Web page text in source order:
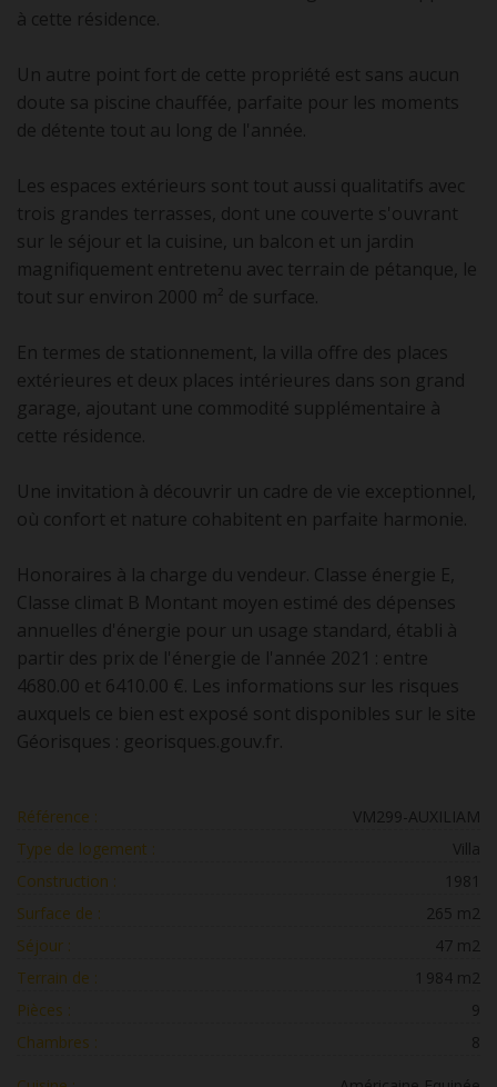
à cette résidence.
Un autre point fort de cette propriété est sans aucun
doute sa piscine chauffée, parfaite pour les moments
de détente tout au long de l'année.
Les espaces extérieurs sont tout aussi qualitatifs avec
trois grandes terrasses, dont une couverte s'ouvrant
sur le séjour et la cuisine, un balcon et un jardin
magnifiquement entretenu avec terrain de pétanque, le
tout sur environ 2000 m² de surface.
En termes de stationnement, la villa offre des places
extérieures et deux places intérieures dans son grand
garage, ajoutant une commodité supplémentaire à
cette résidence.
Une invitation à découvrir un cadre de vie exceptionnel,
où confort et nature cohabitent en parfaite harmonie.
Honoraires à la charge du vendeur. Classe énergie E,
Classe climat B Montant moyen estimé des dépenses
annuelles d'énergie pour un usage standard, établi à
partir des prix de l'énergie de l'année 2021 : entre
4680.00 et 6410.00 €. Les informations sur les risques
auxquels ce bien est exposé sont disponibles sur le site
Géorisques : georisques.gouv.fr.
Référence :
VM299-AUXILIAM
Type de logement :
Villa
Construction :
1981
Surface de :
265 m2
Séjour :
47 m2
Terrain de :
1 984 m2
Pièces :
9
Chambres :
8